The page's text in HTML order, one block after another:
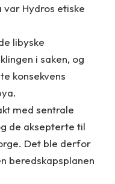
Hydros etiske
libyske
i saken, og
konsekvens
med sentrale
de aksepterte til
Det ble derfor
beredskapsplanen